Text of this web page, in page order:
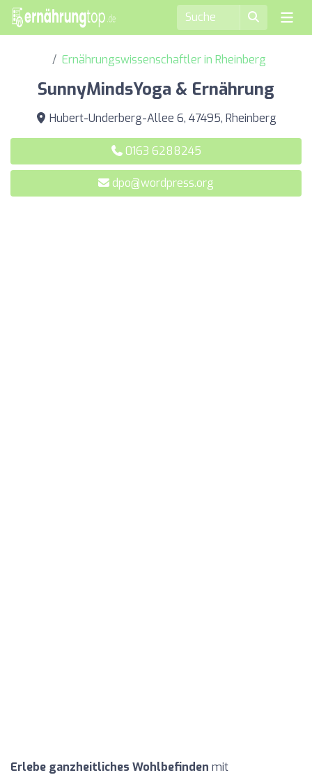
Ernährungswissenschaftler in Rheinberg
SunnyMindsYoga & Ernährung
Hubert-Underberg-Allee 6, 47495, Rheinberg
0163 6288245
dpo@wordpress.org
Erlebe ganzheitliches Wohlbefinden mit